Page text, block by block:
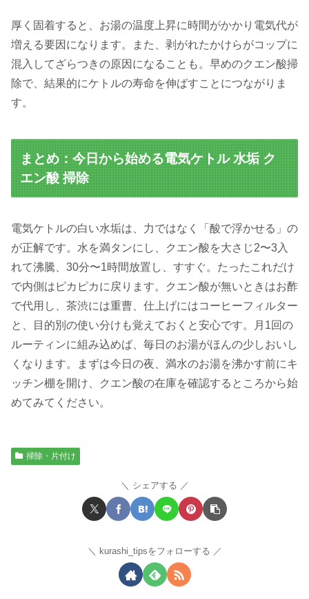
厚く固着すると、お湯の温度上昇に時間がかかり電気代が
増える要因になります。また、剥がれたかけらがコップに
混入してざらつきの原因になることも。早めのクエン酸掃
除で、結果的にケトルの寿命を伸ばすことにつながりま
す。
まとめ：今日から始める電気ケトル 水垢 ク
エン酸 掃除
電気ケトルの白い水垢は、力ではなく「酸で浮かせる」の
が正解です。水を満タンにし、クエン酸を大さじ2〜3入
れて沸騰、30分〜1時間放置し、すすぐ。たったこれだけ
で内側はピカピカに戻ります。クエン酸が無いときはお酢
で代用し、茶渋には重曹、仕上げにはコーヒーフィルター
と、目的別の使い分けも覚えておくと安心です。月1回の
ルーティンに組み込めば、毎日のお湯がほんの少しおいし
くなります。まずは今日の夜、満水のお湯を沸かす前にキ
ッチン棚を開け、クエン酸の在庫を確認するところから始
めてみてください。
掃除・片付け
シェアする
kurashi_tipsをフォローする